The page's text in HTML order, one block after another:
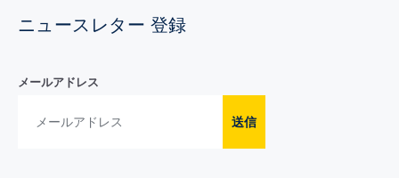
ニュースレター 登録
メールアドレス
送信